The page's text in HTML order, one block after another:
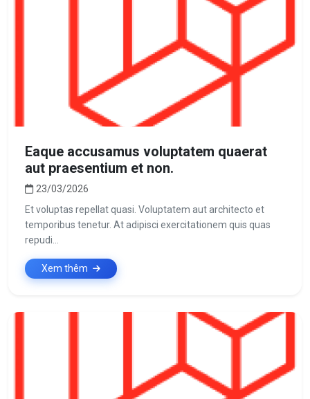
Eaque accusamus voluptatem quaerat
aut praesentium et non.
23/03/2026
Et voluptas repellat quasi. Voluptatem aut architecto et
temporibus tenetur. At adipisci exercitationem quis quas
repudi...
Xem thêm